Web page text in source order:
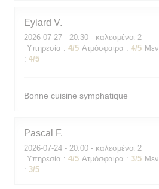
Eylard V
2026-07-27 - 20:30 - καλεσμένοι 2
Υπηρεσία : 4/5 Ατμόσφαιρα : 4/5
: 4/5
Bonne cuisine symphatique
Pascal F
2026-07-24 - 20:00 - καλεσμένοι 2
Υπηρεσία : 4/5 Ατμόσφαιρα : 3/5
: 3/5